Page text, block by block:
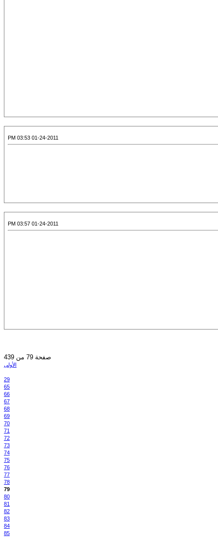
01-24-2011 03:53 PM
01-24-2011 03:57 PM
صفحة 79 من 439
الأولى
29
65
66
67
68
69
70
71
72
73
74
75
76
77
78
79
80
81
82
83
84
85